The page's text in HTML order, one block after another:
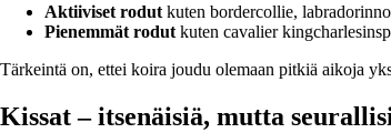
Aktiiviset rodutkuten bordercollie,
Pienemmät rodutkuten cavalier
Tärkeintä on, ettei koira joudu olemaan pitkiä aikoja
Kissat – itsenäisiä, mutta